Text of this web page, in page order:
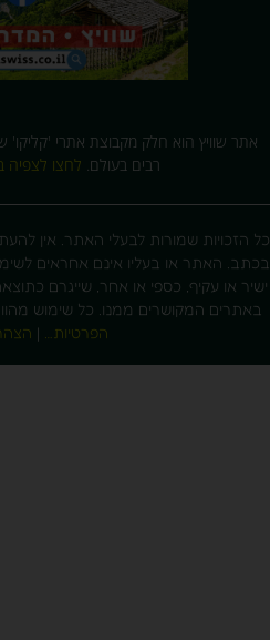
אתר שוויץ הוא חלק מקבוצת אתרי 'קליקו'
רבים בעולם. לחצו לצפיה
הזכויות שמורות לבעלי האתר. אין
האתר או בעליו אינם אחראים
או עקיף, כספי או אחר, שייגרם
המקושרים ממנו. כל שימוש
הפרטיות…